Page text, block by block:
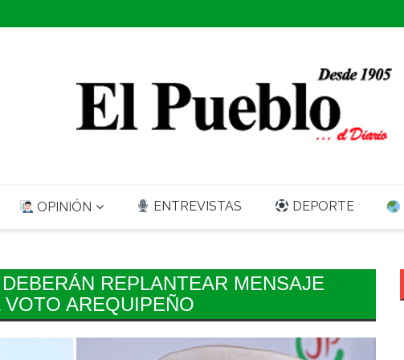
OPINIÓN ENTREVISTAS DEPORTE
REPLANTEAR MENSAJE
VOTO AREQUIPEÑO